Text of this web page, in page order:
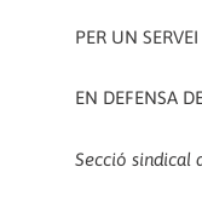
PER UN
EN DEFENSA
Secció sindical